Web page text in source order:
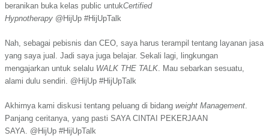
beranikan buka kelas public untukCertified
Hypnotherapy @HijUp #HijUpTalk
Nah sebagai pebisnis dan CEO, saya harus terampil tentang layanan jasa
yang saya jual. Jadi saya juga belajar. Sekali lagi, lingkungan
mengajarkan untuk selalu WALK THE TALK . Mau sebarkan sesuatu,
alami dulu sendiri.
@HijUp #HijUpTalk
Akhirnya kami diskusi tentang peluang di bidang weight Management
Panjang ceritanya , yang pasti SAYA CINTAI PEKERJAAN
SAYA.
@HijUp #HijUpTalk